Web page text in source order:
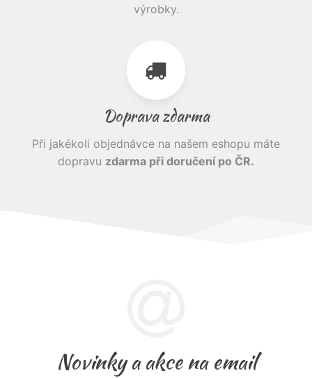
výrobky.
Doprava zdarma
Při jakékoli objednávce na našem eshopu máte
dopravu zdarma při doručení po ČR.
Novinky a akce na email